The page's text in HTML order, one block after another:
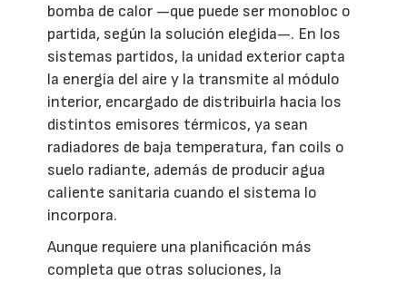
bomba de calor —que puede ser monobloc o
partida, según la solución elegida—. En los
sistemas partidos, la unidad exterior capta
la energía del aire y la transmite al módulo
interior, encargado de distribuirla hacia los
distintos emisores térmicos, ya sean
radiadores de baja temperatura, fan coils o
suelo radiante, además de producir agua
caliente sanitaria cuando el sistema lo
incorpora.
Aunque requiere una planificación más
completa que otras soluciones, la